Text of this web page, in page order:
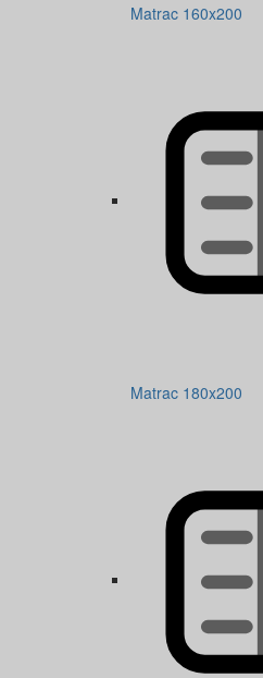
Matrac 160x200
Matrac 180x200